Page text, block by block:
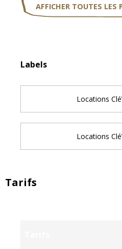
AFFICHER TOUTES LES
Labels
Labels
Locations
Locations
Tarifs